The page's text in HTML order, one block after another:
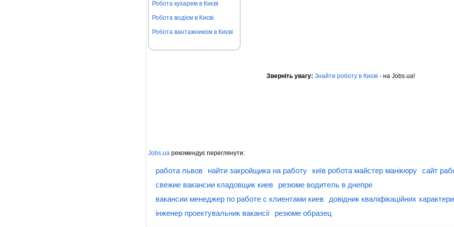
Робота кухарем в Києві
Робота водієм в Києві
Робота вантажником в Києві
Зверніть увагу: Знайти роботу в Києві - на Jobs.ua!
Jobs.ua рекомендує переглянути:
работа львов найти закройщика на работу київ робота майстер манікюру сайт
свежие вакансии кладовщик киев
резюме водитель в днепре
вакансии менеджер по работе с клиентами киев
довідник кваліфікаційних
інженер проектувальник вакансії
резюме образец